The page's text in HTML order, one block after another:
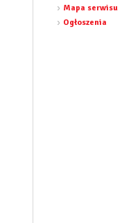
Mapa serwisu
Ogłoszenia